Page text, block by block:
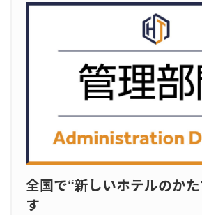
全国で“新しいホテルのか
す